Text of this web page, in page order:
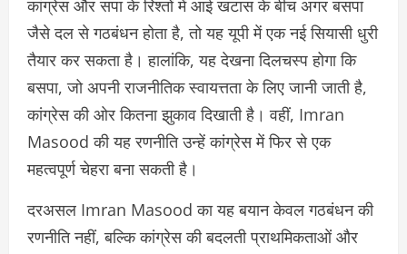
कांग्रेस और सपा के रिश्तों में आई खटास के बीच अगर बसपा
जैसे दल से गठबंधन होता है, तो यह यूपी में एक नई सियासी धुरी
तैयार कर सकता है। हालांकि, यह देखना दिलचस्प होगा कि
बसपा, जो अपनी राजनीतिक स्वायत्तता के लिए जानी जाती है,
कांग्रेस की ओर कितना झुकाव दिखाती है। वहीं, Imran
Masood की यह रणनीति उन्हें कांग्रेस में फिर से एक
महत्वपूर्ण चेहरा बना सकती है।
दरअसल Imran Masood का यह बयान केवल गठबंधन की
रणनीति नहीं, बल्कि कांग्रेस की बदलती प्राथमिकताओं और